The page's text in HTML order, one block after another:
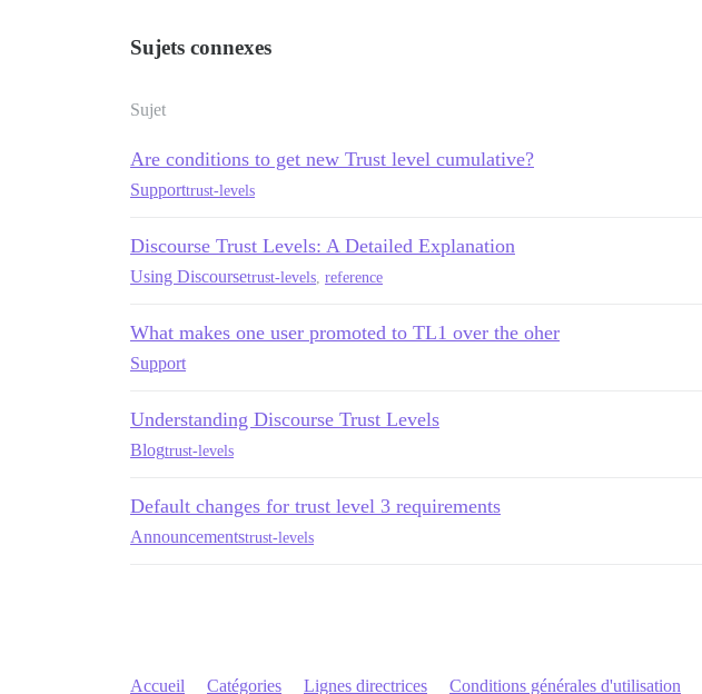
Sujets connexes
Sujet
Are conditions to get new Trust level cumulative?
Supporttrust-levels
Discourse Trust Levels: A Detailed Explanation
Using Discoursetrust-levels reference
What makes one user promoted to TL1 over the oher
Support
Understanding Discourse Trust Levels
Blogtrust-levels
Default changes for trust level 3 requirements
Announcementstrust-levels
Accueil Catégories Lignes directrices Conditions générales d'utilisation